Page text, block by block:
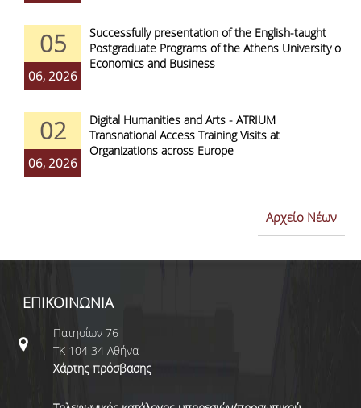
05
06, 2026
Successfully presentation of the English-taught
Postgraduate Programs of the Athens University of
Economics and Business
02
06, 2026
Digital Humanities and Arts - ATRIUM
Transnational Access Training Visits at
Organizations across Europe
Αρχείο Νέων
ΕΠΙΚΟΙΝΩΝΙΑ
Πατησίων 76
ΤΚ 104 34 Αθήνα
Χάρτης πρόσβασης